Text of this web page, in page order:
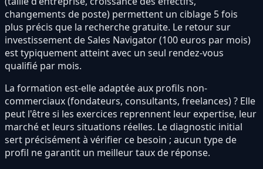
changements de poste) permettent un ciblage 5 fois
plus précis que la recherche gratuite. Le retour sur
investissement de Sales Navigator (100 euros par mois)
est typiquement atteint avec un seul rendez-vous
qualifié par mois.
La formation est-elle adaptée aux profils non-
commerciaux (fondateurs, consultants, freelances) ? Elle
peut l'être si les exercices reprennent leur expertise, leur
marché et leurs situations réelles. Le diagnostic initial
sert précisément à vérifier ce besoin ; aucun type de
profil ne garantit un meilleur taux de réponse.